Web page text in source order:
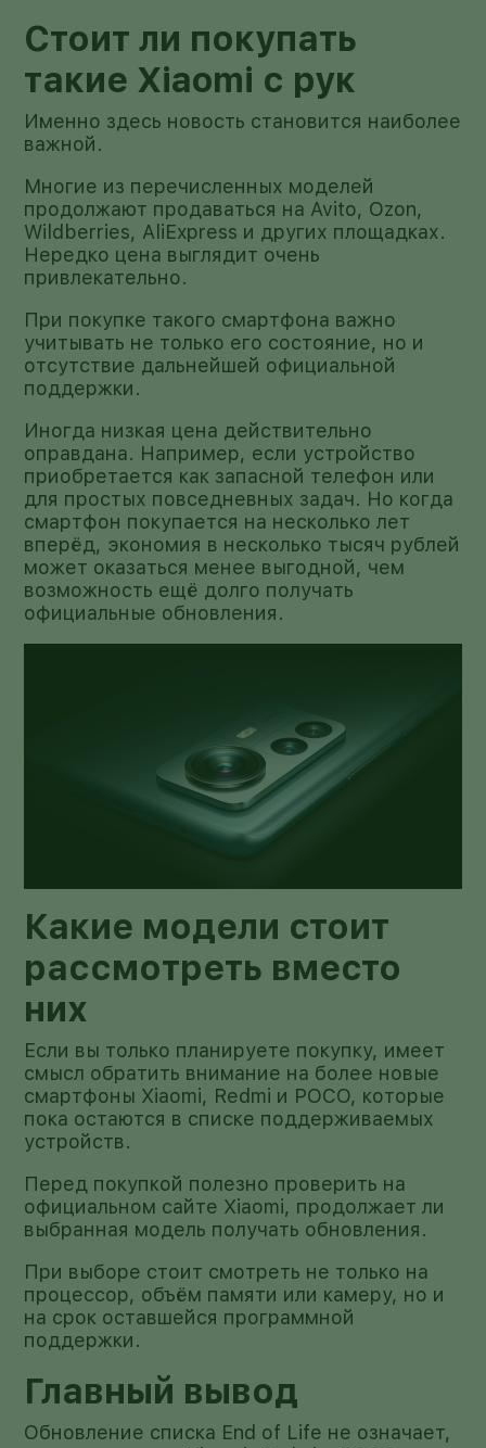
Стоит ли покупать
такие Xiaomi с рук
Именно здесь новость становится наиболее
важной.
Многие из перечисленных моделей
продолжают продаваться на Avito, Ozon,
Wildberries, AliExpress и других площадках.
Нередко цена выглядит очень
привлекательно.
При покупке такого смартфона важно
учитывать не только его состояние, но и
отсутствие дальнейшей официальной
поддержки.
Иногда низкая цена действительно
оправдана. Например, если устройство
приобретается как запасной телефон или
для простых повседневных задач. Но когда
смартфон покупается на несколько лет
вперёд, экономия в несколько тысяч рублей
может оказаться менее выгодной, чем
возможность ещё долго получать
официальные обновления.
Какие модели стоит
рассмотреть вместо
них
Если вы только планируете покупку, имеет
смысл обратить внимание на более новые
смартфоны Xiaomi, Redmi и POCO, которые
пока остаются в списке поддерживаемых
устройств.
Перед покупкой полезно проверить на
официальном сайте Xiaomi, продолжает ли
выбранная модель получать обновления.
При выборе стоит смотреть не только на
процессор, объём памяти или камеру, но и
на срок оставшейся программной
поддержки.
Главный вывод
Обновление списка End of Life не означает,